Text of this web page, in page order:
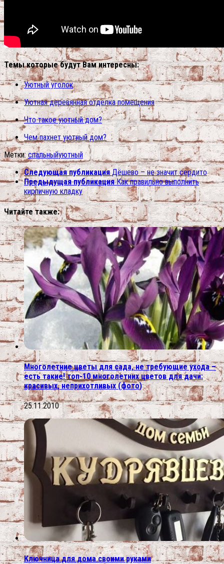
Темы которые будут Вам интересны:
Уютный уголок
Уютная деревянная отделка помещения
Что такое уютный дом?
Чем пахнет уютный дом?
Метки: спальныйуютный
Следующая публикация Дёшево – не значит сердито
Предыдущая публикация Как правильно выполнить
кирпичную кладку
Читайте также:
Многолетние цветы для сада, не требующие ухода –
есть такие! топ-10 многолетних цветов для дачи:
красивых, неприхотливых (фото)
25.11.2010
Ключница для дома своими руками